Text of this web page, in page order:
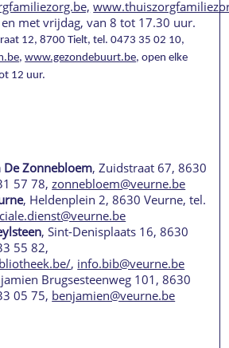
met vrijdag, van 8 tot 17.30 uur.
12, 8700 Tielt, tel. 0473 35 02 10,
,www.gezondebuurt.be, open elke
12 uur.
Zonnebloem, Zuidstraat 67, 8630
57 78,zonnebloem@veurne.be
, Heldenplein 2, 8630 Veurne, tel.
, Sint-Denisplaats 16, 8630
55 82,
, info.bib@veurne.be
Brugsesteenweg 101, 8630
05 75, benjamien@veurne.be